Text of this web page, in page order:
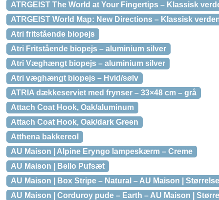
ATRGEIST The World at Your Fingertips – Klassisk
ATRGEIST World Map: New Directions – Klassisk
Atri fritstående biopejs
Atri Fritstående biopejs – aluminium silver
Atri Væghængt biopejs – aluminium silver
Atri væghængt biopejs – Hvid/sølv
ATRIA dækkeserviet med frynser – 33×48 cm – grå
Attach Coat Hook, Oak/aluminum
Attach Coat Hook, Oak/dark Green
Atthena bakkereol
AU Maison | Alpine Eryngo lampeskærm – Creme
AU Maison | Bello Pufsæt
AU Maison | Box Stripe – Natural – AU Maison |
AU Maison | Corduroy pude – Earth – AU Maison |